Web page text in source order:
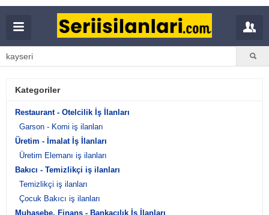
Kategoriler
Restaurant - Otelcilik İş İlanları
Garson - Komi iş ilanları
Üretim - İmalat İş İlanları
Üretim Elemanı iş ilanları
Bakıcı - Temizlikçi iş ilanları
Temizlikçi iş ilanları
Çocuk Bakıcı iş ilanları
Muhasebe, Finans - Bankacılık İş İlanları